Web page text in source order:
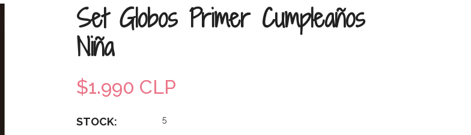
Set Globos Primer Cumpleaños
Niña
$1.990 CLP
STOCK: 5